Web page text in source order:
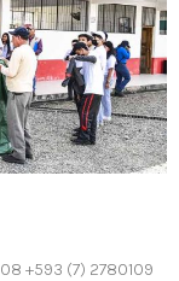
+593 (7) 2780109